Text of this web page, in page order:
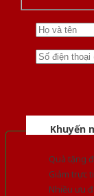
Khuyến
Quà tặng
Giảm trực
Nhiều ưu